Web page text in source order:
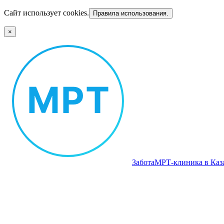
Сайт использует cookies. Правила использования.
×
ЗаботаМРТ‑клиника в